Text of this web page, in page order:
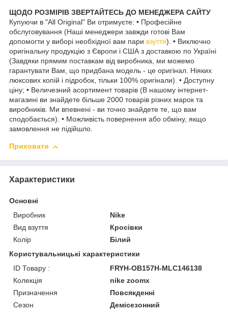
ЩОДО РОЗМІРІВ ЗВЕРТАЙТЕСЬ ДО МЕНЕДЖЕРА САЙТУ
Купуючи в "All Original" Ви отримуєте: • Професійне
обслуговування (Наші менеджери завжди готові Вам
допомогти у виборі необхідної вам пари взуття). • Виключно
оригінальну продукцію з Європи і США з доставкою по Україні
(Завдяки прямим поставкам від виробника, ми можемо
гарантувати Вам, що придбана модель - це оригінал. Ніяких
люксових копій і підробок, тільки 100% оригінали). • Доступну
ціну; • Величезний асортимент товарів (В нашому інтернет-
магазині ви знайдете більше 2000 товарів різних марок та
виробників. Ми впевнені - ви точно знайдете те, що вам
сподобається). • Можливість повернення або обміну, якщо
замовлення не підійшло.
Приховати
Характеристики
Основні
Виробник
Nike
Вид взуття
Кросівки
Колір
Білий
Користувальницькі характеристики
ID Товару :
FRYH-OB157H-MLC146138
Колекція
nike zoomx
Призначення
Повсякденні
Сезон
Демісезонний